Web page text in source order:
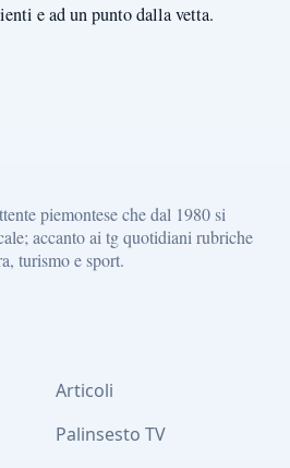
e ad un punto dalla vetta.
piemontese che dal 1980 si
accanto ai tg quotidiani rubriche
turismo e sport.
Articoli
Palinsesto TV